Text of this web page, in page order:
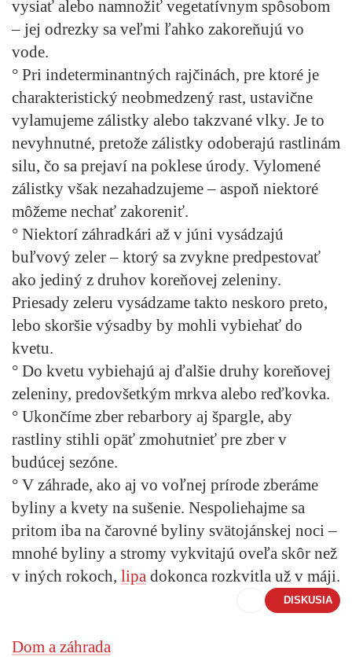
vysiať alebo namnožiť vegetatívnym spôsobom
– jej odrezky sa veľmi ľahko zakoreňujú vo
vode.
° Pri indeterminantných rajčinách, pre ktoré je
charakteristický neobmedzený rast, ustavične
vylamujeme zálistky alebo takzvané vlky. Je to
nevyhnutné, pretože zálistky odoberajú rastlinám
silu, čo sa prejaví na poklese úrody. Vylomené
zálistky však nezahadzujeme – aspoň niektoré
môžeme nechať zakoreniť.
° Niektorí záhradkári až v júni vysádzajú
buľvový zeler – ktorý sa zvykne predpestovať
ako jediný z druhov koreňovej zeleniny.
Priesady zeleru vysádzame takto neskoro preto,
lebo skoršie výsadby by mohli vybiehať do
kvetu.
° Do kvetu vybiehajú aj ďalšie druhy koreňovej
zeleniny, predovšetkým mrkva alebo reďkovka.
° Ukončíme zber rebarbory aj špargle, aby
rastliny stihli opäť zmohutnieť pre zber v
budúcej sezóne.
° V záhrade, ako aj vo voľnej prírode zberáme
byliny a kvety na sušenie. Nespoliehajme sa
pritom iba na čarovné byliny svätojánskej noci –
mnohé byliny a stromy vykvitajú oveľa skôr než
v iných rokoch, lipa dokonca rozkvitla už v máji.
DISKUSIA
Dom a záhrada